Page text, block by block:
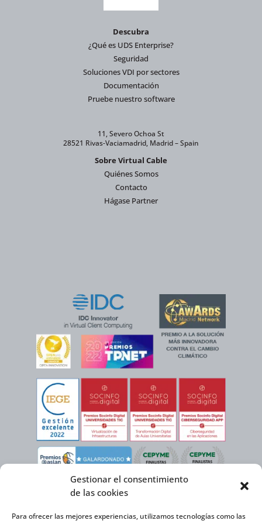
Gestionar el consentimiento
de las cookies
Para ofrecer las mejores experiencias, utilizamos tecnologías como las
Descubra
¿Qué es UDS Enterprise?
Seguridad
Soluciones VDI por sectores
Documentación
Pruebe nuestro software
11, Severo Ochoa St
28521 Rivas-Vaciamadrid, Madrid – Spain
Sobre Virtual Cable
Quiénes Somos
Contacto
Hágase Partner